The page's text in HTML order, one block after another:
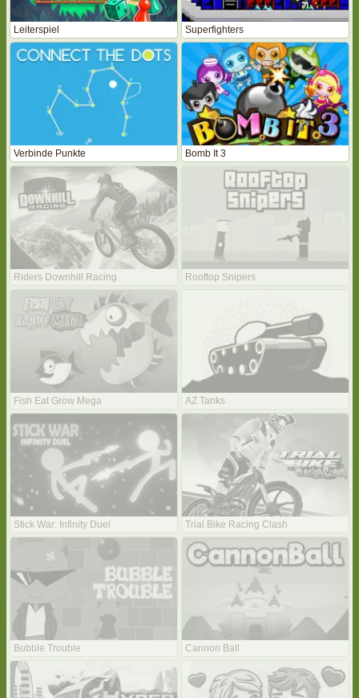
Leiterspiel Superfighters
Verbinde Punkte Bomb It 3
Riders Downhill Racing Rooftop Snipers
Fish Eat Grow Mega AZ Tanks
Stick War: Infinity Duel Trial Bike Racing Clash
Bubble Trouble Cannon Ball